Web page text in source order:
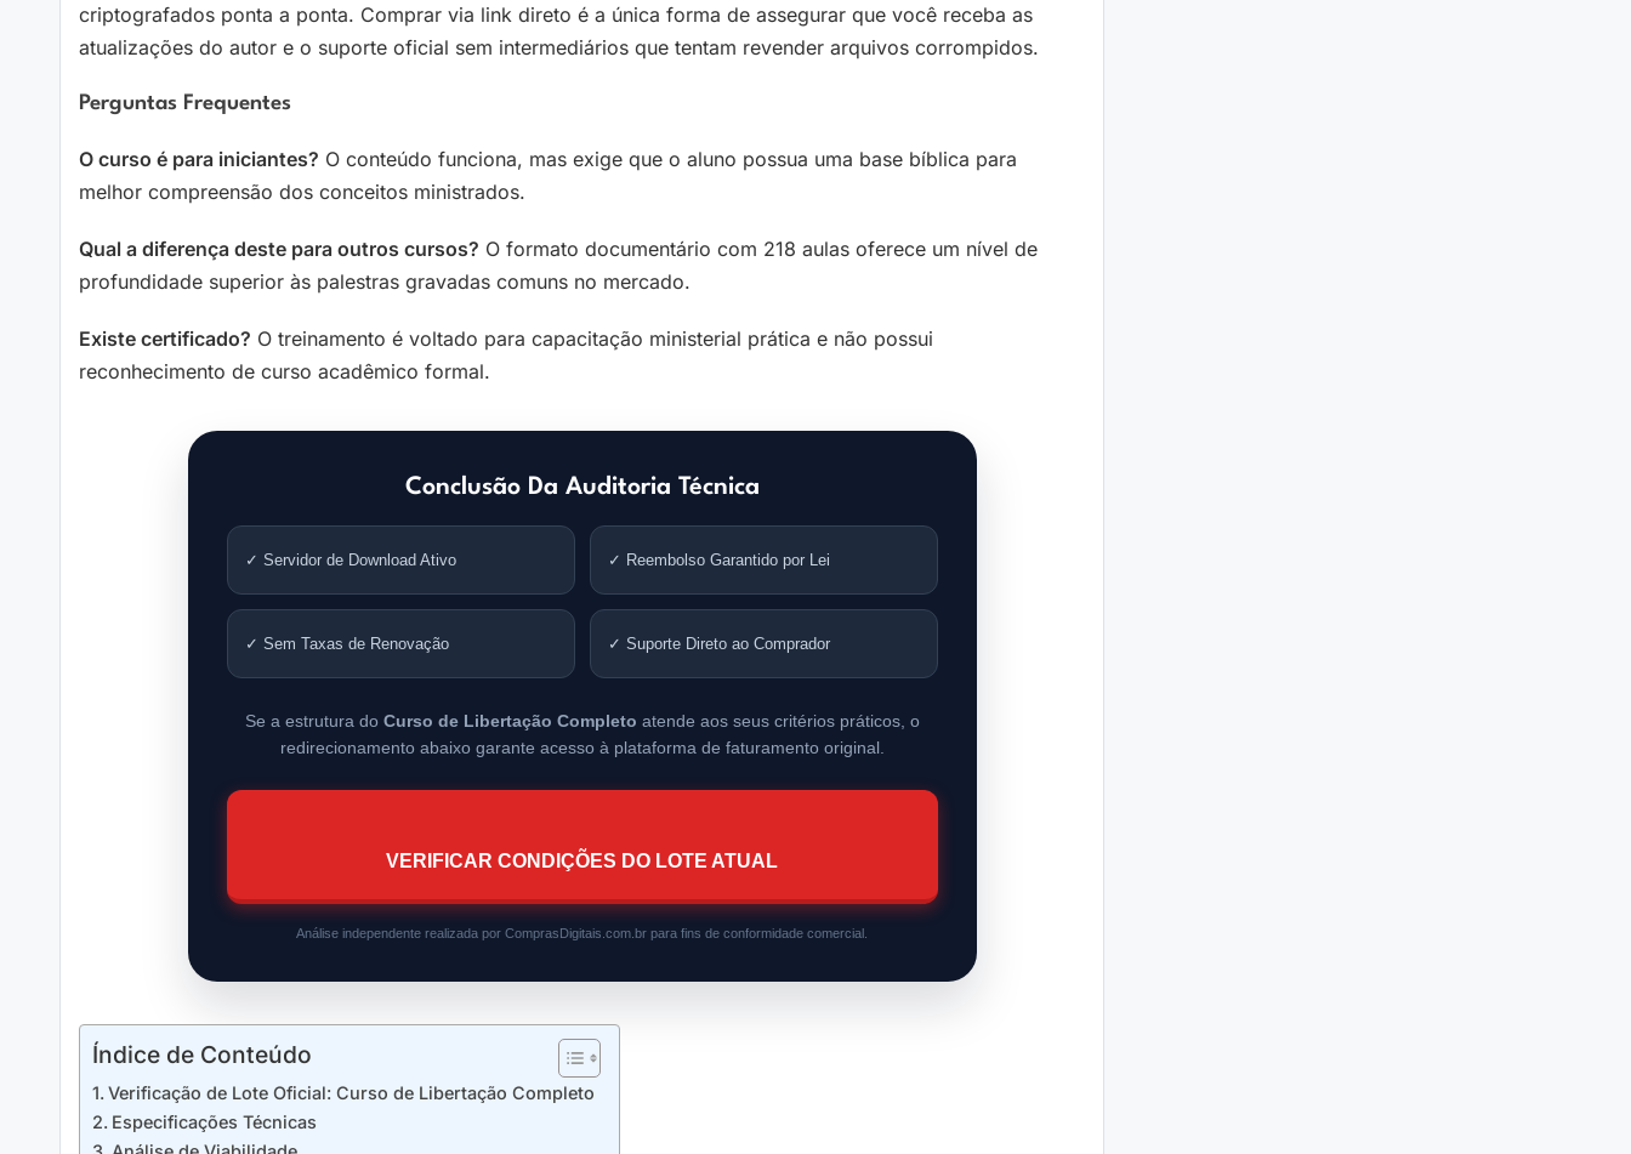
criptografados ponta a ponta. Comprar via link direto é a única forma de assegurar que você receba as
atualizações do autor e o suporte oficial sem intermediários que tentam revender arquivos corrompidos.
Perguntas Frequentes
O curso é para iniciantes? O conteúdo funciona, mas exige que o aluno possua uma base bíblica para
melhor compreensão dos conceitos ministrados.
Qual a diferença deste para outros cursos? O formato documentário com 218 aulas oferece um nível de
profundidade superior às palestras gravadas comuns no mercado.
Existe certificado? O treinamento é voltado para capacitação ministerial prática e não possui
reconhecimento de curso acadêmico formal.
Conclusão Da Auditoria Técnica
✓ Servidor de Download Ativo ✓ Reembolso Garantido por Lei
✓ Sem Taxas de Renovação ✓ Suporte Direto ao Comprador
Se a estrutura do Curso de Libertação Completo atende aos seus critérios práticos, o
redirecionamento abaixo garante acesso à plataforma de faturamento original.
VERIFICAR CONDIÇÕES DO LOTE ATUAL
Análise independente realizada por ComprasDigitais.com.br para fins de conformidade comercial.
Índice de Conteúdo
Verificação de Lote Oficial: Curso de Libertação Completo
Especificações Técnicas